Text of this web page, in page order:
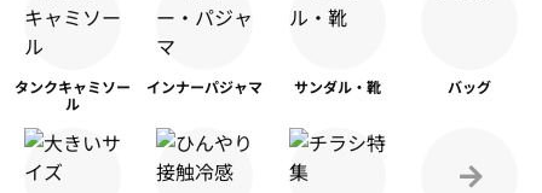
タンクキャミソー
ル
インナーパジャマ サンダル・靴 バッグ